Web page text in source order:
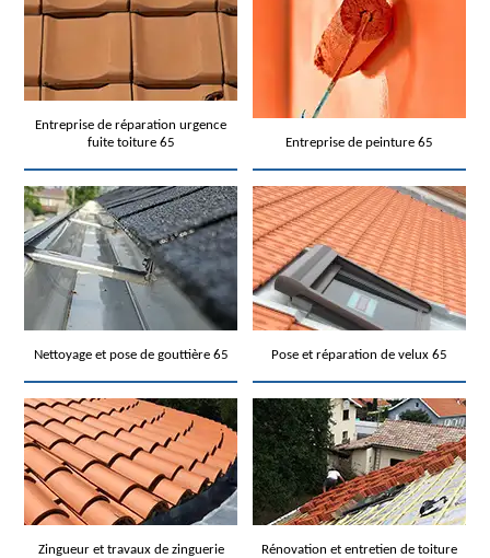
Entreprise de réparation urgence
fuite toiture 65
Entreprise de peinture 65
Nettoyage et pose de gouttière 65 Pose et réparation de velux 65
Zingueur et travaux de zinguerie
Rénovation et entretien de toiture